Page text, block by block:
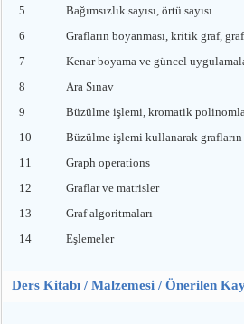
5
Bağımsızlık sayısı, örtü sayısı
6
Grafların boyanması, kritik graf,
7
Kenar boyama ve güncel
8
Ara Sınav
9
Büzülme işlemi, kromatik
10
Büzülme işlemi kullanarak grafların
11
Graph operations
12
Graflar ve matrisler
13
Graf algoritmaları
14
Eşlemeler
Ders Kitabı / Malzemesi / Önerilen